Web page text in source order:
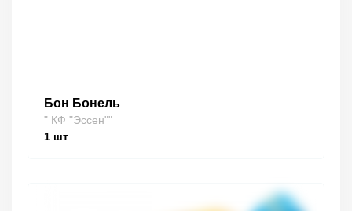
Бон Бонель
" КФ "Эссен""
1 шт